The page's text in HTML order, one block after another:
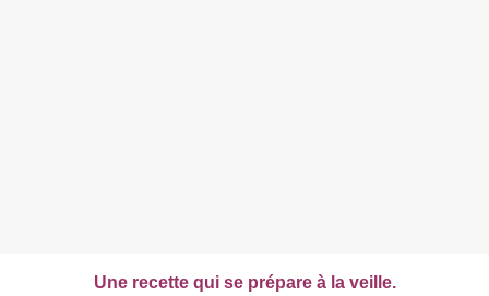
Une recette qui se prépare à la veille.